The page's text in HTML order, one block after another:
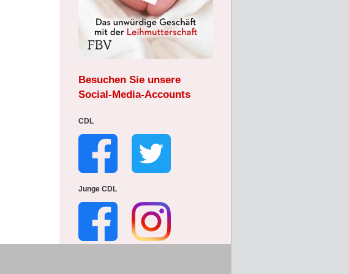
Besuchen Sie unsere
Social-Media-Accounts
CDL
Junge CDL